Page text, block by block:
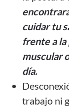
cuidar tu
frente a
muscular
día.
trabajo ni